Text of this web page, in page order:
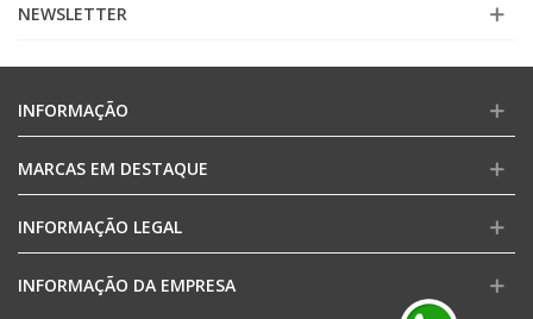
NEWSLETTER
INFORMAÇÃO
MARCAS EM DESTAQUE
INFORMAÇÃO LEGAL
INFORMAÇÃO DA EMPRESA